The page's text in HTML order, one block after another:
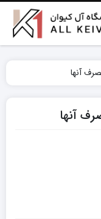
آنها
آنها